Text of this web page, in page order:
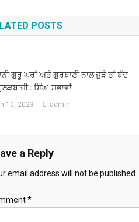
POSTS
ਗੁਰੂ ਘਰਾਂ ਅਤੇ ਗੁਰਬਾਣੀ ਨਾਲ ਜੁੜੇ ਤਾਂ ਬੰਦ
: ਸਿੰਘ ਸਭਾਵਾਂ
10, 2023 admin
a Reply
email address will not be published.
*